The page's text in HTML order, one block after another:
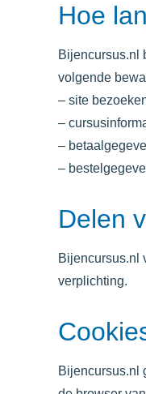
Hoe
Bijencursus.nl
volgende
– site
–
–
–
Delen
Bijencursus.nl
verplichting.
Bijencursus.nl